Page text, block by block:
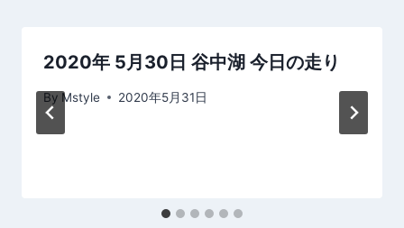
ョ
ン
2020年 5月30日 谷中湖 今日の走り
By Mstyle 2020年5月31日